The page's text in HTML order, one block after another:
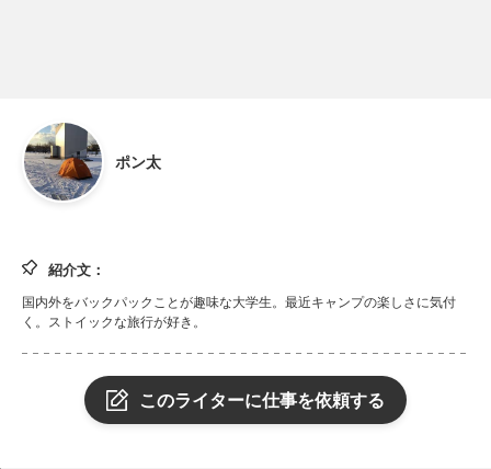
ポン太
紹介文：
国内外をバックパックことが趣味な大学生。最近キャンプの楽しさに気付
く。ストイックな旅行が好き。
このライターに仕事を依頼する